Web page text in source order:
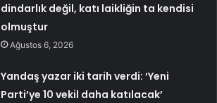
dindarlık değil, katı laikliğin ta kendisi
olmuştur
Ağustos 6, 2026
Yandaş yazar iki tarih verdi: ‘Yeni
Parti’ye 10 vekil daha katılacak’